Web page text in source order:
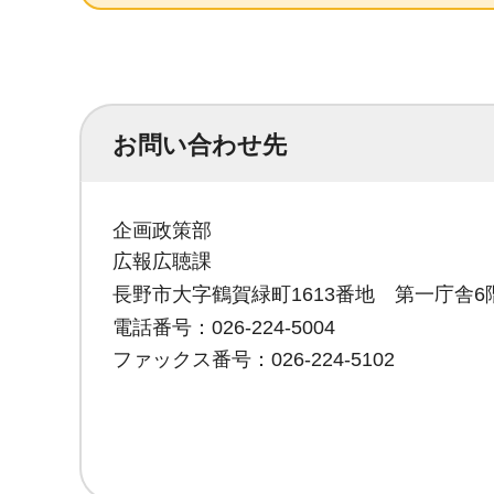
お問い合わせ先
企画政策部
広報広聴課
長野市大字鶴賀緑町1613番地 第一庁舎6
電話番号：026-224-5004
ファックス番号：026-224-5102